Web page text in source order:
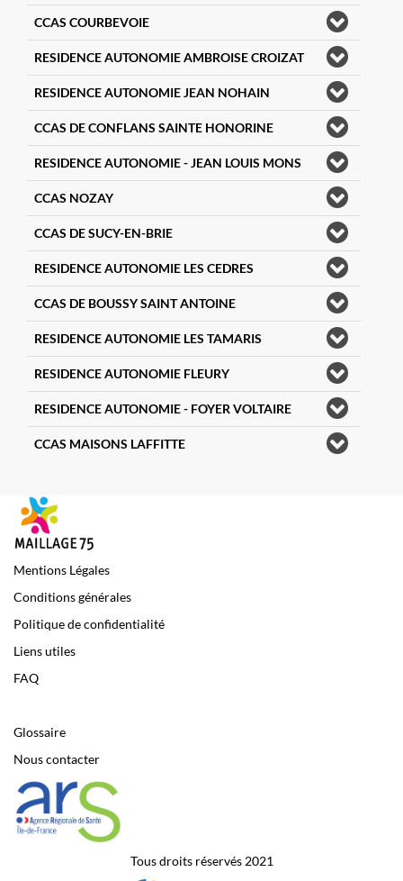
CCAS COURBEVOIE
RESIDENCE AUTONOMIE AMBROISE CROIZAT
RESIDENCE AUTONOMIE JEAN NOHAIN
CCAS DE CONFLANS SAINTE HONORINE
RESIDENCE AUTONOMIE - JEAN LOUIS MONS
CCAS NOZAY
CCAS DE SUCY-EN-BRIE
RESIDENCE AUTONOMIE LES CEDRES
CCAS DE BOUSSY SAINT ANTOINE
RESIDENCE AUTONOMIE LES TAMARIS
RESIDENCE AUTONOMIE FLEURY
RESIDENCE AUTONOMIE - FOYER VOLTAIRE
CCAS MAISONS LAFFITTE
Mentions Légales
Conditions générales
Politique de confidentialité
Liens utiles
FAQ
Glossaire
Nous contacter
Tous droits réservés 2021